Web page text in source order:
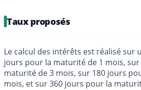
Taux proposés
Le calcul des intérêts est réalisé sur
jours pour la maturité de 1 mois,
maturité de 3 mois, sur 180 jours
mois, et sur 360 jours pour la